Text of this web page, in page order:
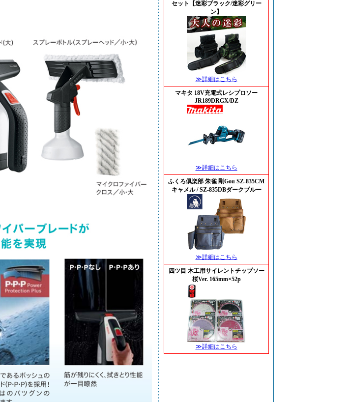
セット【迷彩ブラック/迷彩グリー
ン】
≫詳細はこちら
マキタ 18V充電式レシプロソー
JR189DRGX/DZ
≫詳細はこちら
ふくろ倶楽部 朱雀 剛Gou SZ-835CM
キャメル / SZ-835DBダークブルー
≫詳細はこちら
四ツ目 木工用サイレントチップソー
桜Ver. 165mm×52p
≫詳細はこちら